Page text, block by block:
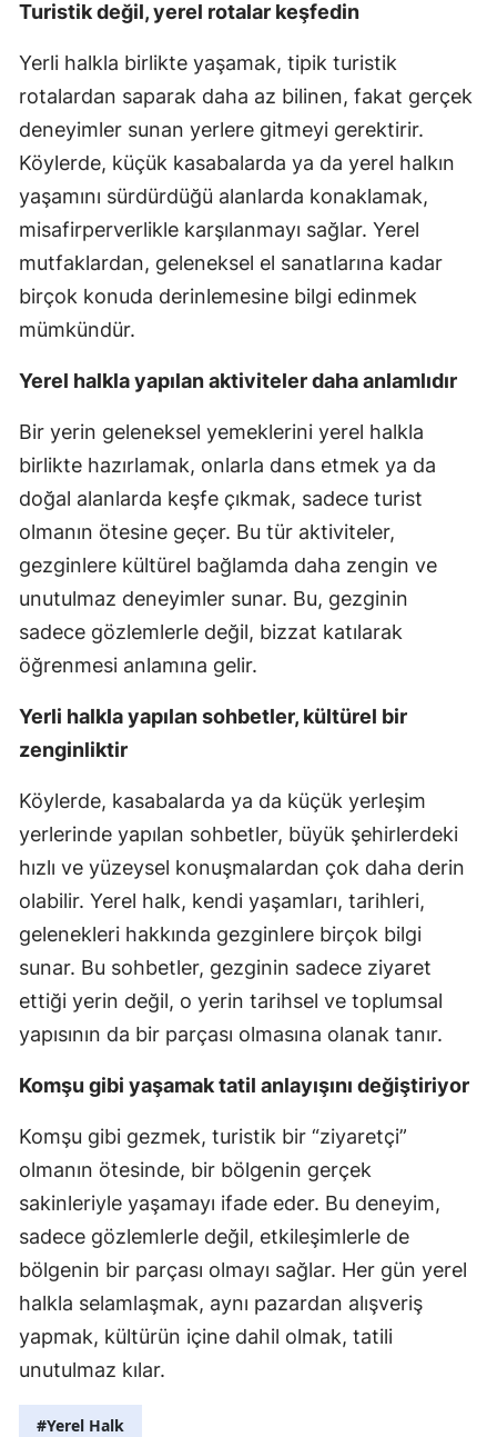
Turistik değil, yerel rotalar keşfedin
Yerli halkla birlikte yaşamak, tipik turistik
rotalardan saparak daha az bilinen, fakat gerçek
deneyimler sunan yerlere gitmeyi gerektirir.
Köylerde, küçük kasabalarda ya da yerel halkın
yaşamını sürdürdüğü alanlarda konaklamak,
misafirperverlikle karşılanmayı sağlar. Yerel
mutfaklardan, geleneksel el sanatlarına kadar
birçok konuda derinlemesine bilgi edinmek
mümkündür.
Yerel halkla yapılan aktiviteler daha anlamlıdır
Bir yerin geleneksel yemeklerini yerel halkla
birlikte hazırlamak, onlarla dans etmek ya da
doğal alanlarda keşfe çıkmak, sadece turist
olmanın ötesine geçer. Bu tür aktiviteler,
gezginlere kültürel bağlamda daha zengin ve
unutulmaz deneyimler sunar. Bu, gezginin
sadece gözlemlerle değil, bizzat katılarak
öğrenmesi anlamına gelir.
Yerli halkla yapılan sohbetler, kültürel bir
zenginliktir
Köylerde, kasabalarda ya da küçük yerleşim
yerlerinde yapılan sohbetler, büyük şehirlerdeki
hızlı ve yüzeysel konuşmalardan çok daha derin
olabilir. Yerel halk, kendi yaşamları, tarihleri,
gelenekleri hakkında gezginlere birçok bilgi
sunar. Bu sohbetler, gezginin sadece ziyaret
ettiği yerin değil, o yerin tarihsel ve toplumsal
yapısının da bir parçası olmasına olanak tanır.
Komşu gibi yaşamak tatil anlayışını değiştiriyor
Komşu gibi gezmek, turistik bir “ziyaretçi”
olmanın ötesinde, bir bölgenin gerçek
sakinleriyle yaşamayı ifade eder. Bu deneyim,
sadece gözlemlerle değil, etkileşimlerle de
bölgenin bir parçası olmayı sağlar. Her gün yerel
halkla selamlaşmak, aynı pazardan alışveriş
yapmak, kültürün içine dahil olmak, tatili
unutulmaz kılar.
#Yerel Halk